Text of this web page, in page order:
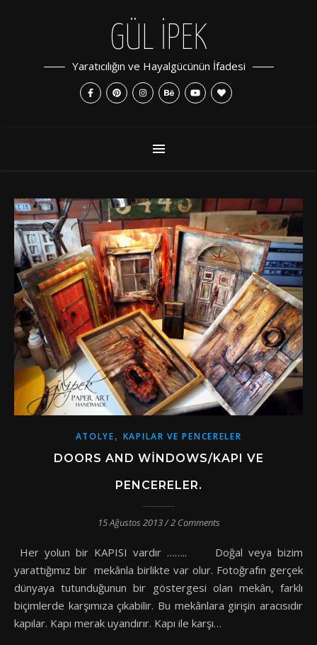
GÜL İPEK
Yaratıcılığın ve Hayalgücünün İfadesi
ATOLYE, KAPILAR VE PENCERELER
DOORS AND WINDOWS/KAPI VE
PENCERELER.
15 Ağustos 2013/2 Comments
Her yolun bir KAPISI vardır …….. Doğal veya bizim
yarattığımız bir mekânla birlikte var olur. Fotoğrafın gerçek
dünyaya tutunduğunun bir göstergesi olan mekân, farklı
biçimlerde karşımıza çıkabilir. Bu mekânlara girişin aracısıdır
kapılar. Kapı merak uyandırır. Kapı ile karşı…